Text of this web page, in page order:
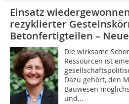
Einsatz
rezyklierter
Betonfertigteilen –
Die wirksame
Ressourcen ist
Dazu gehört, den
Bauwesen
und...